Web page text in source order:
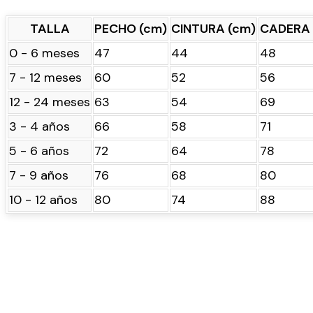
TALLA PECHO (cm) CINTURA (cm)
0 - 6 meses
47 44
48
7 - 12 meses
60 52
56
12 - 24 meses 63 54
69
3 - 4 años
66 58
71
5 - 6 años
72 64
78
7 - 9 años
76 68
80
10 - 12 años
80 74 88